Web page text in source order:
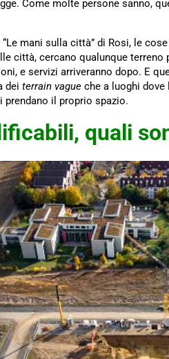
Come molte persone sanno,
mani sulla città” di Rosi, le
città, cercano qualunque
e servizi arriveranno dopo. E
dei terrain vague che a luoghi dove
prendano il proprio spazio.
quali